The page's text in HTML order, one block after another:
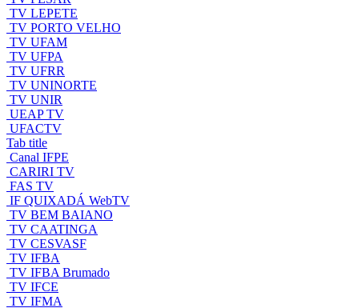
TV LEPETE
TV PORTO VELHO
TV UFAM
TV UFPA
TV UFRR
TV UNINORTE
TV UNIR
UEAP TV
UFACTV
Tab title
Canal IFPE
CARIRI TV
FAS TV
IF QUIXADÁ WebTV
TV BEM BAIANO
TV CAATINGA
TV CESVASF
TV IFBA
TV IFBA Brumado
TV IFCE
TV IFMA